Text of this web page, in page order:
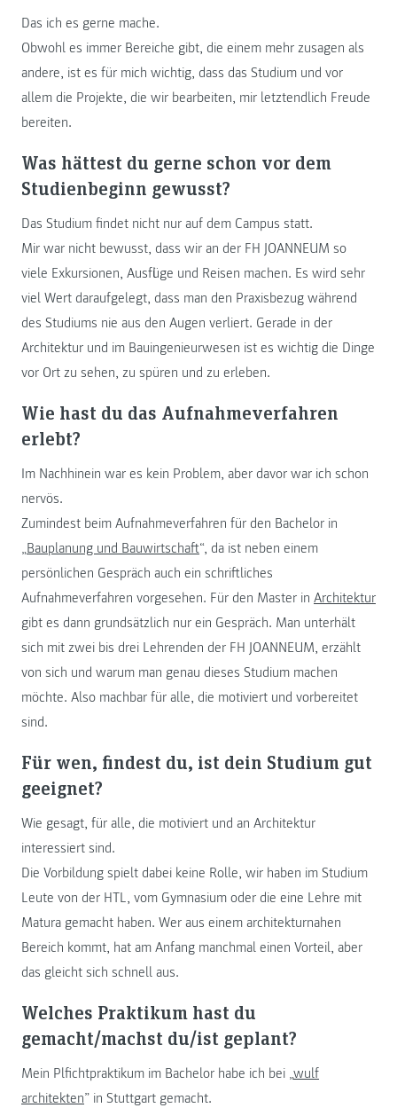
Das ich es gerne mache.
Obwohl es immer Bereiche gibt, die einem mehr zusagen als
andere, ist es für mich wichtig, dass das Studium und vor
allem die Projekte, die wir bearbeiten, mir letztendlich Freude
bereiten.
Was hättest du gerne schon vor dem
Studienbeginn gewusst?
Das Studium findet nicht nur auf dem Campus statt.
Mir war nicht bewusst, dass wir an der FH JOANNEUM so
viele Exkursionen, Ausflüge und Reisen machen. Es wird sehr
viel Wert daraufgelegt, dass man den Praxisbezug während
des Studiums nie aus den Augen verliert. Gerade in der
Architektur und im Bauingenieurwesen ist es wichtig die Dinge
vor Ort zu sehen, zu spüren und zu erleben.
Wie hast du das Aufnahmeverfahren
erlebt?
Im Nachhinein war es kein Problem, aber davor war ich schon
nervös.
Zumindest beim Aufnahmeverfahren für den Bachelor in
„Bauplanung und Bauwirtschaft“, da ist neben einem
persönlichen Gespräch auch ein schriftliches
Aufnahmeverfahren vorgesehen. Für den Master in Architektur
gibt es dann grundsätzlich nur ein Gespräch. Man unterhält
sich mit zwei bis drei Lehrenden der FH JOANNEUM, erzählt
von sich und warum man genau dieses Studium machen
möchte. Also machbar für alle, die motiviert und vorbereitet
sind.
Für wen, findest du, ist dein Studium gut
geeignet?
Wie gesagt, für alle, die motiviert und an Architektur
interessiert sind.
Die Vorbildung spielt dabei keine Rolle, wir haben im Studium
Leute von der HTL, vom Gymnasium oder die eine Lehre mit
Matura gemacht haben. Wer aus einem architekturnahen
Bereich kommt, hat am Anfang manchmal einen Vorteil, aber
das gleicht sich schnell aus.
Welches Praktikum hast du
gemacht/machst du/ist geplant?
Mein Plfichtpraktikum im Bachelor habe ich bei „wulf
architekten” in Stuttgart gemacht.